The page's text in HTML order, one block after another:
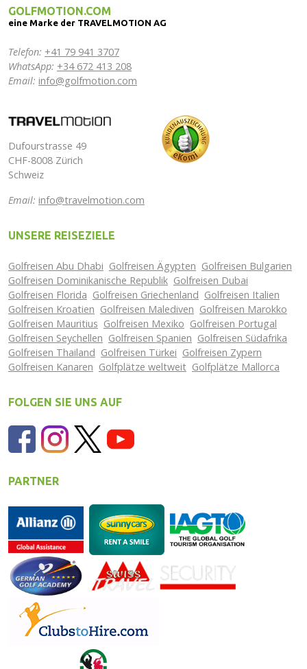
GOLFMOTION.COM
eine Marke der TRAVELMOTION AG
Telefon: +41 79 941 3707
WhatsApp: +34 672 413 208
Email: info@golfmotion.com
Dufourstrasse 49
CHF-8008 Zürich
Schweiz
Email: info@travelmotion.com
UNSERE REISEZIELE
Golfreisen Abu Dhabi Golfreisen Ägypten Golfreisen Bulgarien
Golfreisen Dominikanische Republik Golfreisen Dubai
Golfreisen Florida Golfreisen Griechenland Golfreisen Italien
Golfreisen Kroatien Golfreisen Malediven Golfreisen Marokko
Golfreisen Mauritius Golfreisen Mexiko Golfreisen Portugal
Golfreisen Seychellen Golfreisen Spanien Golfreisen Südafrika
Golfreisen Thailand Golfreisen Türkei Golfreisen Zypern
Golfreisen Kanaren Golfplätze weltweit Golfplätze Mallorca
FOLGEN SIE UNS AUF
PARTNER